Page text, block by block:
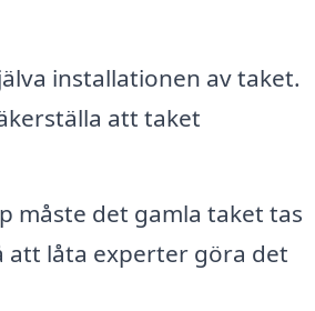
installationen av taket.
att taket
måste det gamla taket tas
att låta experter göra det